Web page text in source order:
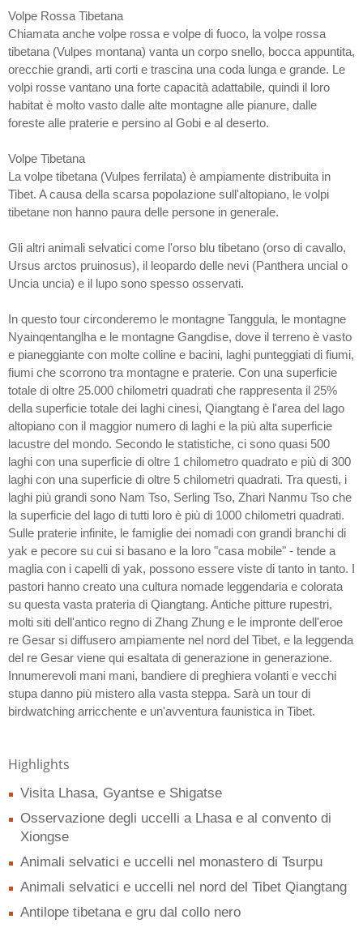
Volpe Rossa Tibetana
Chiamata anche volpe rossa e volpe di fuoco, la volpe rossa
tibetana (Vulpes montana) vanta un corpo snello, bocca appuntita,
orecchie grandi, arti corti e trascina una coda lunga e grande. Le
volpi rosse vantano una forte capacità adattabile, quindi il loro
habitat è molto vasto dalle alte montagne alle pianure, dalle
foreste alle praterie e persino al Gobi e al deserto.
Volpe Tibetana
La volpe tibetana (Vulpes ferrilata) è ampiamente distribuita in
Tibet. A causa della scarsa popolazione sull'altopiano, le volpi
tibetane non hanno paura delle persone in generale.
Gli altri animali selvatici come l'orso blu tibetano (orso di cavallo,
Ursus arctos pruinosus), il leopardo delle nevi (Panthera uncial o
Uncia uncia) e il lupo sono spesso osservati.
In questo tour circonderemo le montagne Tanggula, le montagne
Nyainqentanglha e le montagne Gangdise, dove il terreno è vasto
e pianeggiante con molte colline e bacini, laghi punteggiati di fiumi,
fiumi che scorrono tra montagne e praterie. Con una superficie
totale di oltre 25.000 chilometri quadrati che rappresenta il 25%
della superficie totale dei laghi cinesi, Qiangtang è l'area del lago
altopiano con il maggior numero di laghi e la più alta superficie
lacustre del mondo. Secondo le statistiche, ci sono quasi 500
laghi con una superficie di oltre 1 chilometro quadrato e più di 300
laghi con una superficie di oltre 5 chilometri quadrati. Tra questi, i
laghi più grandi sono Nam Tso, Serling Tso, Zhari Nanmu Tso che
la superficie del lago di tutti loro è più di 1000 chilometri quadrati.
Sulle praterie infinite, le famiglie dei nomadi con grandi branchi di
yak e pecore su cui si basano e la loro "casa mobile" - tende a
maglia con i capelli di yak, possono essere viste di tanto in tanto. I
pastori hanno creato una cultura nomade leggendaria e colorata
su questa vasta prateria di Qiangtang. Antiche pitture rupestri,
molti siti dell'antico regno di Zhang Zhung e le impronte dell'eroe
re Gesar si diffusero ampiamente nel nord del Tibet, e la leggenda
del re Gesar viene qui esaltata di generazione in generazione.
Innumerevoli mani mani, bandiere di preghiera volanti e vecchi
stupa danno più mistero alla vasta steppa. Sarà un tour di
birdwatching arricchente e un'avventura faunistica in Tibet.
Highlights
Visita Lhasa, Gyantse e Shigatse
Osservazione degli uccelli a Lhasa e al convento di
Xiongse
Animali selvatici e uccelli nel monastero di Tsurpu
Animali selvatici e uccelli nel nord del Tibet Qiangtang
Antilope tibetana e gru dal collo nero